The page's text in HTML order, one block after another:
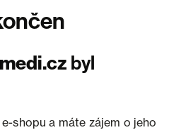
byl
shopu a máte zájem o jeho